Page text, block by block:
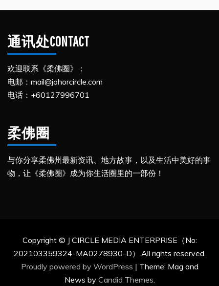
通讯处CONTACT
欢迎联系《柔佛圈》：
电邮：mail@johorcircle.com
电话：+60127996701
柔佛圈
与你分享柔佛州最新资讯、地方故事，以及生活中美好的事
物，让《柔佛圈》成为你生活圈里的一部份！
Copyright © J CIRCLE MEDIA ENTERPRISE（No:
202103359324-MA0278930-D）.All rights reserved.
Proudly powered by WordPress | Theme: Mag and
News by Candid Themes.